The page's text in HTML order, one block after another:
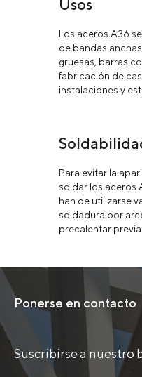
Usos
Los aceros A36
de bandas
gruesas, barras
fabricación de
instalaciones y
Para evitar la
soldar los aceros
han de utilizarse
soldadura por
precalentar
Ponerse en contacto
Suscribirse a nuestro